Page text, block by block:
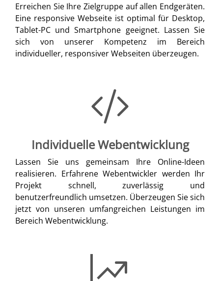
Erreichen Sie Ihre Zielgruppe auf allen Endgeräten.
Eine responsive Webseite ist optimal für Desktop,
Tablet-PC und Smartphone geeignet. Lassen Sie
sich von unserer Kompetenz im Bereich
individueller, responsiver Webseiten überzeugen.
Individuelle Webentwicklung
Lassen Sie uns gemeinsam Ihre Online-Ideen
realisieren. Erfahrene Webentwickler werden Ihr
Projekt schnell, zuverlässig und
benutzerfreundlich umsetzen. Überzeugen Sie sich
jetzt von unseren umfangreichen Leistungen im
Bereich Webentwicklung.